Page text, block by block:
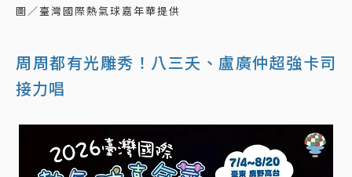
圖／臺灣國際熱氣球嘉年華提供
周周都有光雕秀！八三夭、盧廣仲超強卡司
接力唱